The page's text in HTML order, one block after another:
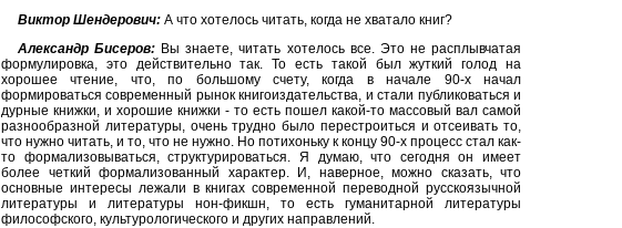
Виктор Шендерович: А что хотелось читать, когда не хватало книг?
Александр Бисеров: Вы знаете, читать хотелось все. Это не расплывчатая
формулировка, это действительно так. То есть такой был жуткий голод на
хорошее чтение, что, по большому счету, когда в начале 90-х начал
формироваться современный рынок книгоиздательства, и стали публиковаться и
дурные книжки, и хорошие книжки - то есть пошел какой-то массовый вал самой
разнообразной литературы, очень трудно было перестроиться и отсеивать то,
что нужно читать, и то, что не нужно. Но потихоньку к концу 90-х процесс стал как-
то формализовываться, структурироваться. Я думаю, что сегодня он имеет
более четкий формализованный характер. И, наверное, можно сказать, что
основные интересы лежали в книгах современной переводной русскоязычной
литературы и литературы нон-фикшн, то есть гуманитарной литературы
философского, культурологического и других направлений.